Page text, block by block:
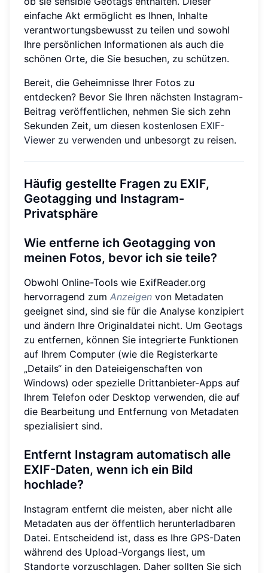
einfache Akt ermöglicht es Ihnen, Inhalte
verantwortungsbewusst zu teilen und sowohl
Ihre persönlichen Informationen als auch die
schönen Orte, die Sie besuchen, zu schützen.
Bereit, die Geheimnisse Ihrer Fotos zu
entdecken? Bevor Sie Ihren nächsten Instagram-
Beitrag veröffentlichen, nehmen Sie sich zehn
Sekunden Zeit, um diesen kostenlosen EXIF-
Viewer zu verwenden und unbesorgt zu reisen.
Häufig gestellte Fragen zu EXIF,
Geotagging und Instagram-
Privatsphäre
Wie entferne ich Geotagging von
meinen Fotos, bevor ich sie teile?
Obwohl Online-Tools wie ExifReader.org
hervorragend zum Anzeigen von Metadaten
geeignet sind, sind sie für die Analyse konzipiert
und ändern Ihre Originaldatei nicht. Um Geotags
zu entfernen, können Sie integrierte Funktionen
auf Ihrem Computer (wie die Registerkarte
„Details“ in den Dateieigenschaften von
Windows) oder spezielle Drittanbieter-Apps auf
Ihrem Telefon oder Desktop verwenden, die auf
die Bearbeitung und Entfernung von Metadaten
spezialisiert sind.
Entfernt Instagram automatisch alle
EXIF-Daten, wenn ich ein Bild
hochlade?
Instagram entfernt die meisten, aber nicht alle
Metadaten aus der öffentlich herunterladbaren
Datei. Entscheidend ist, dass es Ihre GPS-Daten
während des Upload-Vorgangs liest, um
Standorte vorzuschlagen. Daher sollten Sie sich